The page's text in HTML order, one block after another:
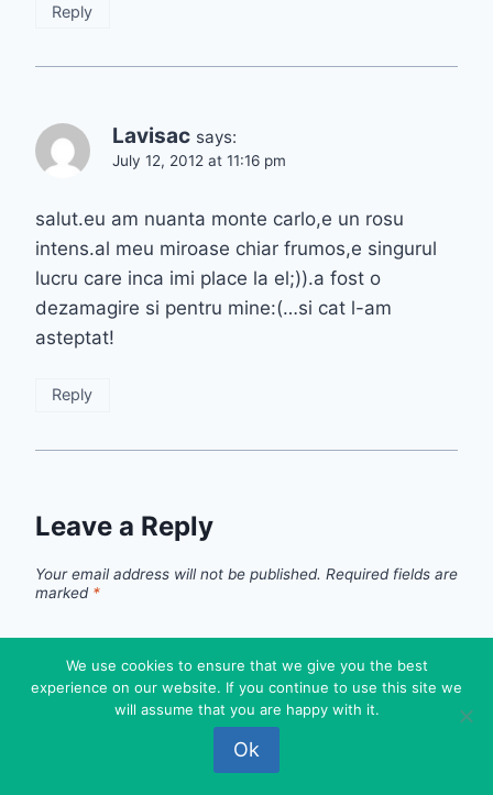
Reply
Lavisac says:
July 12, 2012 at 11:16 pm
salut.eu am nuanta monte carlo,e un rosu
intens.al meu miroase chiar frumos,e singurul
lucru care inca imi place la el;)).a fost o
dezamagire si pentru mine:(…si cat l-am
asteptat!
Reply
Leave a Reply
Your email address will not be published. Required fields are
marked *
Comment*
We use cookies to ensure that we give you the best
experience on our website. If you continue to use this site we
will assume that you are happy with it.
Ok